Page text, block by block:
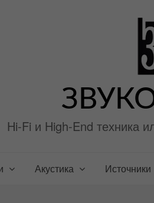
Hi-Fi и High-End техника
Акустика Источники